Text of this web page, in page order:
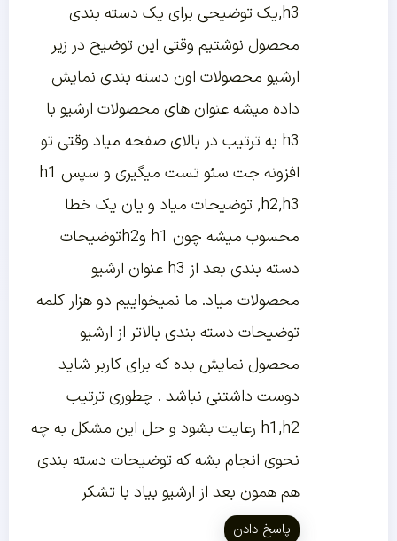
,h3یک توضیحی برای یک دسته بندی
محصول نوشتیم وقتی این توضیح در زیر
ارشیو محصولات اون دسته بندی نمایش
داده میشه عنوان های محصولات ارشیو با
h3 به ترتیب در بالای صفحه میاد وقتی تو
افزونه جت سئو تست میگیری و سپس h1
,h2,h3 توضیحات میاد و یان یک خطا
محسوب میشه چون h1 وh2توضیحات
دسته بندی بعد از h3 عنوان ارشیو
محصولات میاد. ما نمیخواییم دو هزار کلمه
توضیحات دسته بندی بالاتر از ارشیو
محصول نمایش بده که برای کاربر شاید
دوست داشتنی نباشد . چطوری ترتیب
h1,h2 رعایت بشود و حل این مشکل به چه
نحوی انجام بشه که توضیحات دسته بندی
هم همون بعد از ارشیو بیاد با تشکر
پاسخ دادن